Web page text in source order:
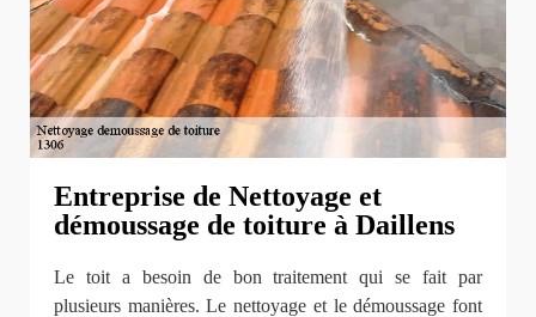
Entreprise de Nettoyage et
démoussage de toiture à Daillens
Le toit a besoin de bon traitement qui se fait par
plusieurs manières. Le nettoyage et le démoussage font